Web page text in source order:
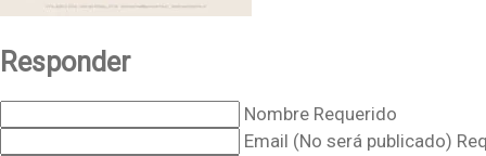
Responder
Nombre Requerido
Email (No será publicado)